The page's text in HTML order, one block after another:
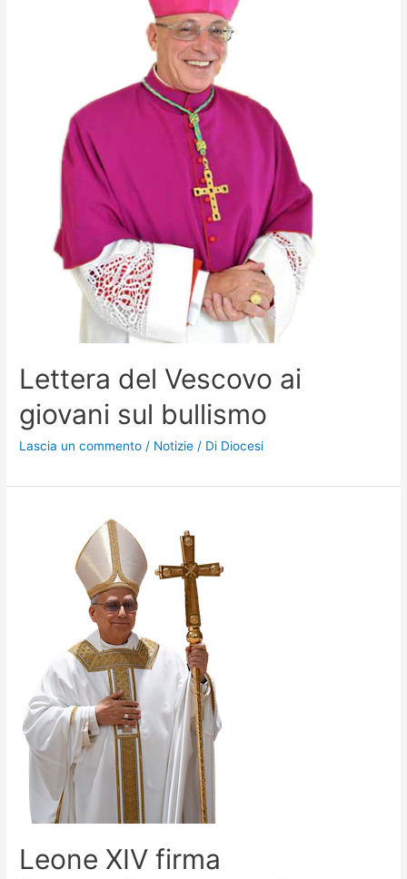
Lettera del Vescovo ai
giovani sul bullismo
Lascia un commento / Notizie / Di Diocesi
Leone XIV firma